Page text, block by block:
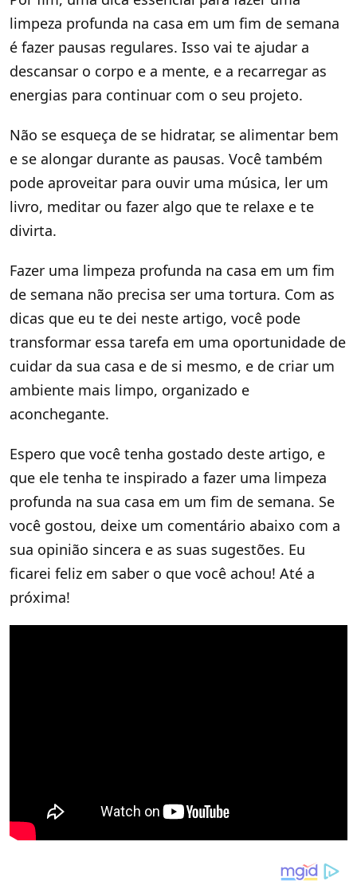
limpeza profunda na casa em um fim de semana
é fazer pausas regulares. Isso vai te ajudar a
descansar o corpo e a mente, e a recarregar as
energias para continuar com o seu projeto.
Não se esqueça de se hidratar, se alimentar bem
e se alongar durante as pausas. Você também
pode aproveitar para ouvir uma música, ler um
livro, meditar ou fazer algo que te relaxe e te
divirta.
Fazer uma limpeza profunda na casa em um fim
de semana não precisa ser uma tortura. Com as
dicas que eu te dei neste artigo, você pode
transformar essa tarefa em uma oportunidade de
cuidar da sua casa e de si mesmo, e de criar um
ambiente mais limpo, organizado e
aconchegante.
Espero que você tenha gostado deste artigo, e
que ele tenha te inspirado a fazer uma limpeza
profunda na sua casa em um fim de semana. Se
você gostou, deixe um comentário abaixo com a
sua opinião sincera e as suas sugestões. Eu
ficarei feliz em saber o que você achou! Até a
próxima!